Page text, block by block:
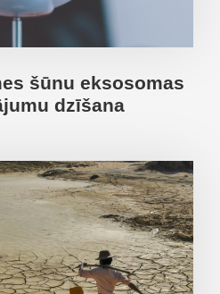
šūnu eksosomas
dzīšana